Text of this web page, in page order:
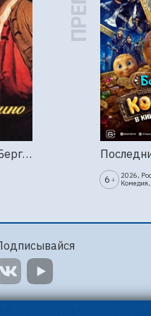
Труффальдино из Бергамо (1976г., Ленфильм, 2 серии)
6 +
2026,